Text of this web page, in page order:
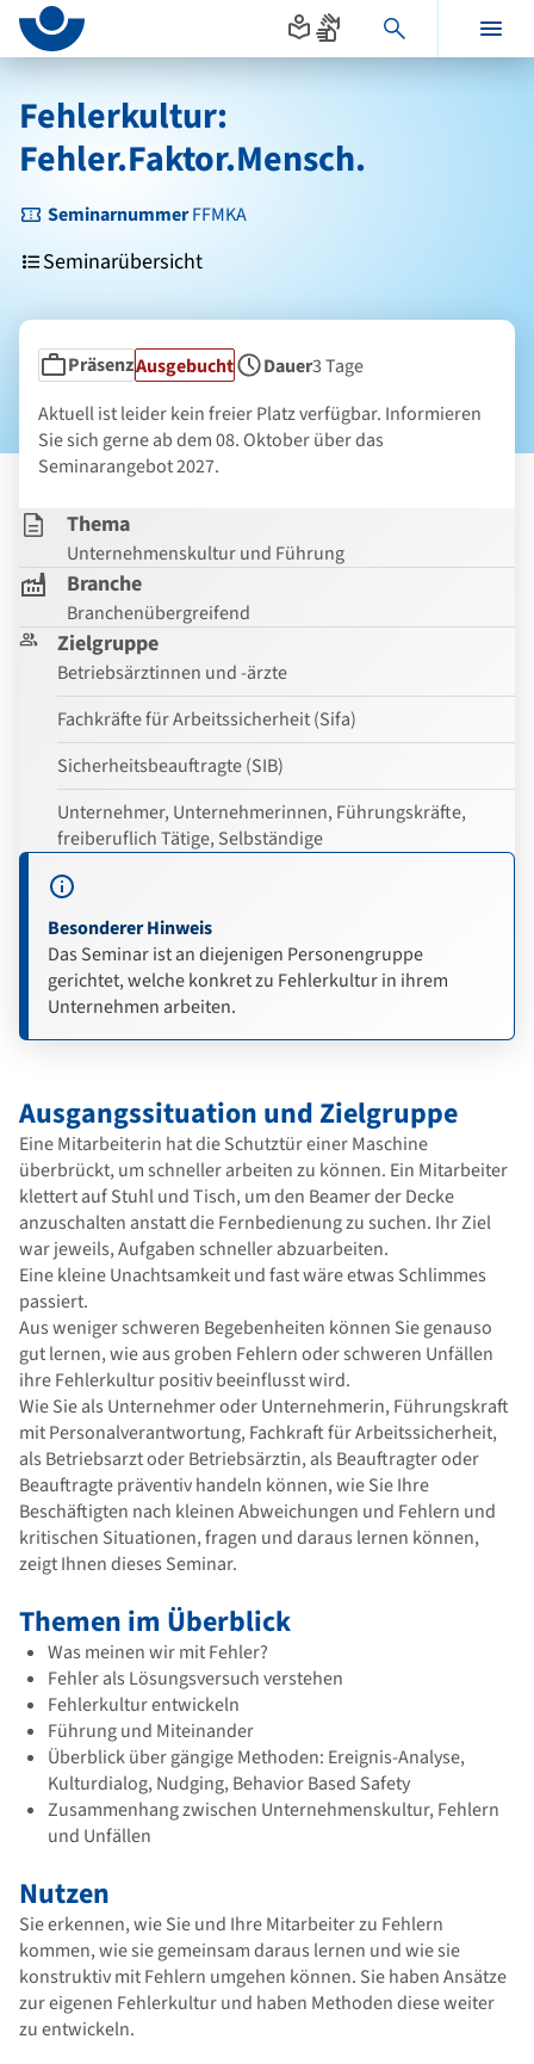
Seitenanfang
zum
Inhalt
zur
Navigation
im
Fußbereich
Hauptinhalt
Fehlerkultur:
Fehler.Faktor.Mensch.
SeminarnummerFFMKA
Seminarübersicht
Seminarform
PräsenzStatus
Ausgebucht Dauer3 Tage
Aktuell ist leider kein freier Platz verfügbar. Informieren
Sie sich gerne ab dem 08. Oktober über das
Seminarangebot 2027.
Thema
Unternehmenskultur und Führung
Branche
Branchenübergreifend
Zielgruppe
Betriebsärztinnen und -ärzte
Fachkräfte für Arbeitssicherheit (Sifa)
Sicherheitsbeauftragte (SIB)
Unternehmer, Unternehmerinnen, Führungskräfte,
freiberuflich Tätige, Selbständige
Besonderer Hinweis
Das Seminar ist an diejenigen Personengruppe
gerichtet, welche konkret zu Fehlerkultur in ihrem
Unternehmen arbeiten.
Ausgangssituation und Zielgruppe
Eine Mitarbeiterin hat die Schutztür einer Maschine
überbrückt, um schneller arbeiten zu können. Ein Mitarbeiter
klettert auf Stuhl und Tisch, um den Beamer der Decke
anzuschalten anstatt die Fernbedienung zu suchen. Ihr Ziel
war jeweils, Aufgaben schneller abzuarbeiten.
Eine kleine Unachtsamkeit und fast wäre etwas Schlimmes
passiert.
Aus weniger schweren Begebenheiten können Sie genauso
gut lernen, wie aus groben Fehlern oder schweren Unfällen
ihre Fehlerkultur positiv beeinflusst wird.
Wie Sie als Unternehmer oder Unternehmerin, Führungskraft
mit Personalverantwortung, Fachkraft für Arbeitssicherheit,
als Betriebsarzt oder Betriebsärztin, als Beauftragter oder
Beauftragte präventiv handeln können, wie Sie Ihre
Beschäftigten nach kleinen Abweichungen und Fehlern und
kritischen Situationen, fragen und daraus lernen können,
zeigt Ihnen dieses Seminar.
Themen im Überblick
Was meinen wir mit Fehler?
Fehler als Lösungsversuch verstehen
Fehlerkultur entwickeln
Führung und Miteinander
Überblick über gängige Methoden: Ereignis-Analyse,
Kulturdialog, Nudging, Behavior Based Safety
Zusammenhang zwischen Unternehmenskultur, Fehlern
und Unfällen
Nutzen
Sie erkennen, wie Sie und Ihre Mitarbeiter zu Fehlern
kommen, wie sie gemeinsam daraus lernen und wie sie
konstruktiv mit Fehlern umgehen können. Sie haben Ansätze
zur eigenen Fehlerkultur und haben Methoden diese weiter
zu entwickeln.